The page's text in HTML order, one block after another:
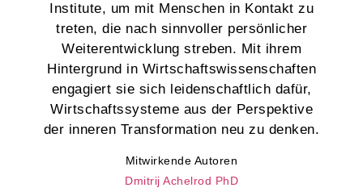
Institute, um mit Menschen in Kontakt zu
treten, die nach sinnvoller persönlicher
Weiterentwicklung streben. Mit ihrem
Hintergrund in Wirtschaftswissenschaften
engagiert sie sich leidenschaftlich dafür,
Wirtschaftssysteme aus der Perspektive
der inneren Transformation neu zu denken.
Mitwirkende Autoren
Dmitrij Achelrod PhD